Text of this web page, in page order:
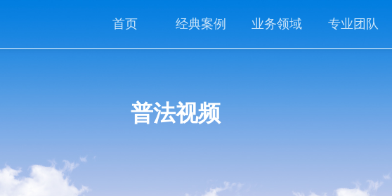
首页 经典案例 业务领域 专业团队
普法视频